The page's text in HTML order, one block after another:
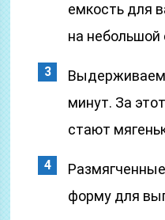
емкость для
на небольшой
Выдерживаем
минут. За
стают
форму для